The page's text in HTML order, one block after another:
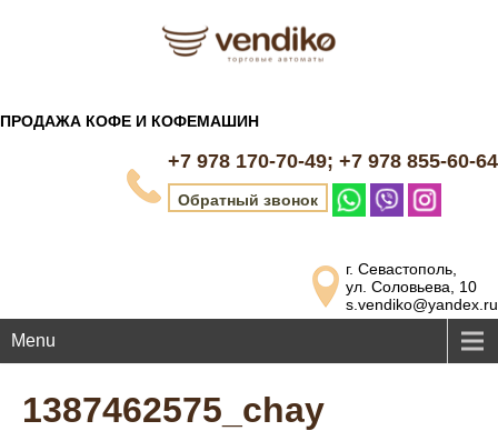
ПРОДАЖА КОФЕ И КОФЕМАШИН
+7 978 170-70-49; +7 978 855-60-64
Обратный звонок
г. Севастополь,
ул. Соловьева, 10
s.vendiko@yandex.ru
Menu
1387462575_chay